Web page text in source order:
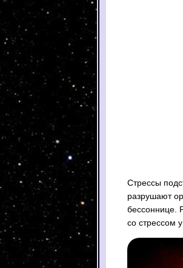
Стрессы
разрушают
бессоннице.
со стрессом